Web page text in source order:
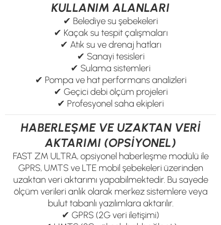
KULLANIM ALANLARI
✔ Belediye su şebekeleri
✔ Kaçak su tespit çalışmaları
✔ Atık su ve drenaj hatları
✔ Sanayi tesisleri
✔ Sulama sistemleri
✔ Pompa ve hat performans analizleri
✔ Geçici debi ölçüm projeleri
✔ Profesyonel saha ekipleri
HABERLEŞME VE UZAKTAN VERİ
AKTARIMI (OPSİYONEL)
FAST ZM ULTRA, opsiyonel haberleşme modülü ile
GPRS, UMTS ve LTE mobil şebekeleri üzerinden
uzaktan veri aktarımı yapabilmektedir. Bu sayede
ölçüm verileri anlık olarak merkez sistemlere veya
bulut tabanlı yazılımlara aktarılır.
✔ GPRS (2G veri iletişimi)